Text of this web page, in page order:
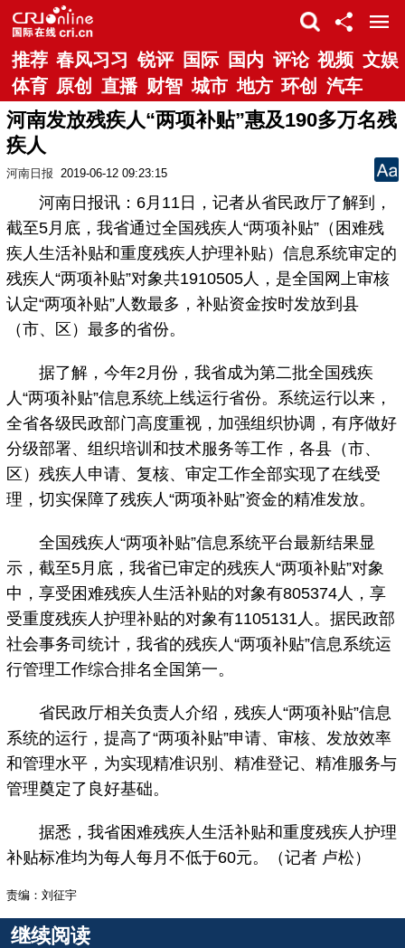
推荐 春风习习 锐评 国际 国内 评论 视频 文娱
体育 原创 直播 财智 城市 地方 环创 汽车
河南发放残疾人“两项补贴”惠及190多万名残
疾人
河南日报 2019-06-12 09:23:15
河南日报讯：6月11日，记者从省民政厅了解到，
截至5月底，我省通过全国残疾人“两项补贴”（困难残
疾人生活补贴和重度残疾人护理补贴）信息系统审定的
残疾人“两项补贴”对象共1910505人，是全国网上审核
认定“两项补贴”人数最多，补贴资金按时发放到县
（市、区）最多的省份。
据了解，今年2月份，我省成为第二批全国残疾
人“两项补贴”信息系统上线运行省份。系统运行以来，
全省各级民政部门高度重视，加强组织协调，有序做好
分级部署、组织培训和技术服务等工作，各县（市、
区）残疾人申请、复核、审定工作全部实现了在线受
理，切实保障了残疾人“两项补贴”资金的精准发放。
全国残疾人“两项补贴”信息系统平台最新结果显
示，截至5月底，我省已审定的残疾人“两项补贴”对象
中，享受困难残疾人生活补贴的对象有805374人，享
受重度残疾人护理补贴的对象有1105131人。据民政部
社会事务司统计，我省的残疾人“两项补贴”信息系统运
行管理工作综合排名全国第一。
省民政厅相关负责人介绍，残疾人“两项补贴”信息
系统的运行，提高了“两项补贴”申请、审核、发放效率
和管理水平，为实现精准识别、精准登记、精准服务与
管理奠定了良好基础。
据悉，我省困难残疾人生活补贴和重度残疾人护理
补贴标准均为每人每月不低于60元。（记者 卢松）
责编：刘征宇
继续阅读